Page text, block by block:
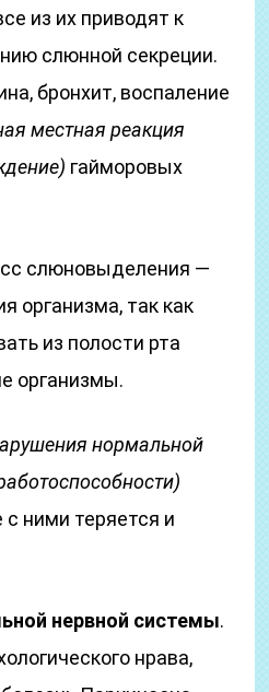
из их приводят к
слюнной секреции.
бронхит, воспаление
местная реакция
гайморовых
слюновыделения —
организма, так как
из полости рта
организмы.
нормальной
с ними теряется и
нервной системы.
нрава,